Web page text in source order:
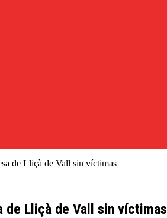
de Lliçà de Vall sin víctimas
de Lliçà de Vall sin víctimas